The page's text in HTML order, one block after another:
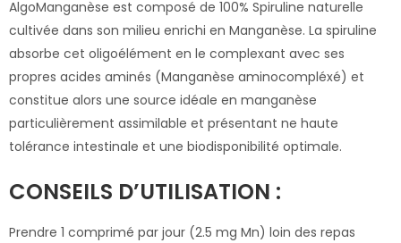
AlgoManganèse est composé de 100% Spiruline naturelle
cultivée dans son milieu enrichi en Manganèse. La spiruline
absorbe cet oligoélément en le complexant avec ses
propres acides aminés (Manganèse aminocompléxé) et
constitue alors une source idéale en manganèse
particulièrement assimilable et présentant ne haute
tolérance intestinale et une biodisponibilité optimale.
CONSEILS D’UTILISATION :
Prendre 1 comprimé par jour (2.5 mg Mn) loin des repas